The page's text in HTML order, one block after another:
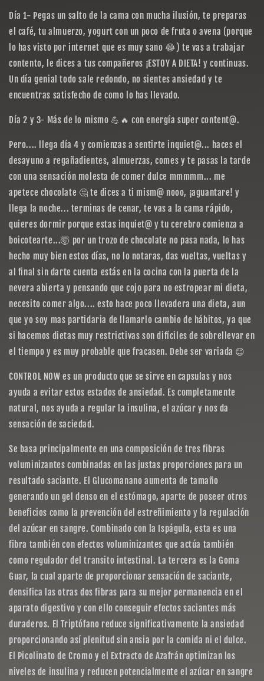
Día 1- Pegas un salto de la cama con mucha ilusión, te preparas
el café, tu almuerzo, yogurt con un poco de fruta o avena (porque
lo has visto por internet que es muy sano 😂) te vas a trabajar
contento, le dices a tus compañeros ¡ESTOY A DIETA! y continuas.
Un día genial todo sale redondo, no sientes ansiedad y te
encuentras satisfecho de como lo has llevado.
Día 2 y 3- Más de lo mismo 💪🔥 con energía super content@.
Pero.... llega día 4 y comienzas a sentirte inquiet@... haces el
desayuno a regañadientes, almuerzas, comes y te pasas la tarde
con una sensación molesta de comer dulce mmmmm... me
apetece chocolate 🤔 te dices a ti mism@ nooo, ¡aguantare! y
llega la noche... terminas de cenar, te vas a la cama rápido,
quieres dormir porque estas inquiet@ y tu cerebro comienza a
boicotearte...🤯 por un trozo de chocolate no pasa nada, lo has
hecho muy bien estos días, no lo notaras, das vueltas, vueltas y
al final sin darte cuenta estás en la cocina con la puerta de la
nevera abierta y pensando que cojo para no estropear mi dieta,
necesito comer algo.... esto hace poco llevadera una dieta, aun
que yo soy mas partidaria de llamarlo cambio de hábitos, ya que
si hacemos dietas muy restrictivas son difíciles de sobrellevar en
el tiempo y es muy probable que fracasen. Debe ser variada 😊
CONTROL NOW es un producto que se sirve en capsulas y nos
ayuda a evitar estos estados de ansiedad. Es completamente
natural, nos ayuda a regular la insulina, el azúcar y nos da
sensación de saciedad.
Se basa principalmente en una composición de tres fibras
voluminizantes combinadas en las justas proporciones para un
resultado saciante. El Glucomanano aumenta de tamaño
generando un gel denso en el estómago, aparte de poseer otros
beneficios como la prevención del estreñimiento y la regulación
del azúcar en sangre. Combinado con la Ispágula, esta es una
fibra también con efectos voluminizantes que actúa también
como regulador del transito intestinal. La tercera es la Goma
Guar, la cual aparte de proporcionar sensación de saciante,
densifica las otras dos fibras para su mejor permanencia en el
aparato digestivo y con ello conseguir efectos saciantes más
duraderos. El Triptófano reduce significativamente la ansiedad
proporcionando así plenitud sin ansia por la comida ni el dulce.
El Picolinato de Cromo y el Extracto de Azafrán optimizan los
niveles de insulina y reducen potencialmente el azúcar en sangre